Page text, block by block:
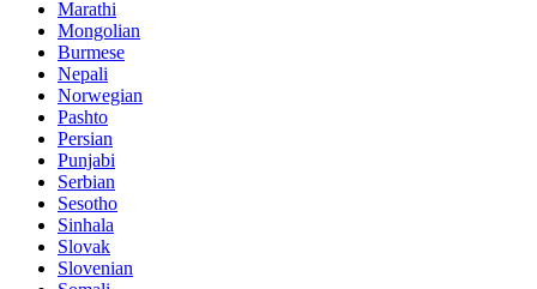
Marathi
Mongolian
Burmese
Nepali
Norwegian
Pashto
Persian
Punjabi
Serbian
Sesotho
Sinhala
Slovak
Slovenian